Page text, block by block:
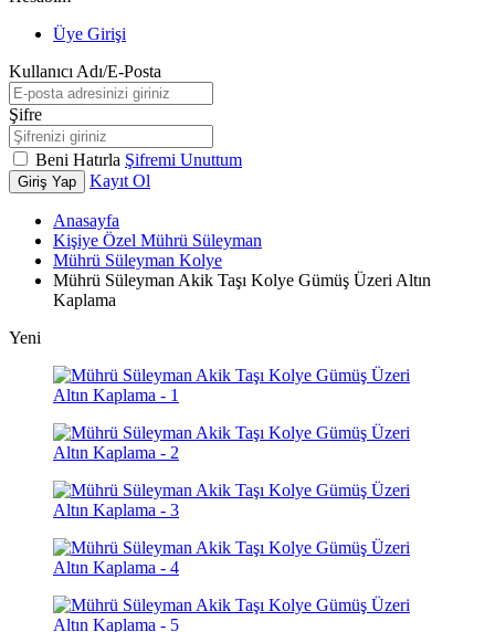
Üye Girişi
Kullanıcı Adı/E-Posta
Şifre
Beni Hatırla Şifremi Unuttum
Giriş Yap Kayıt Ol
Anasayfa
Kişiye Özel Mührü Süleyman
Mührü Süleyman Kolye
Mührü Süleyman Akik Taşı Kolye Gümüş Üzeri Altın
Kaplama
Yeni